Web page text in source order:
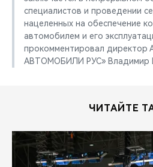
специалистов и проведении
нацеленных на обеспечение
автомобилем и его
прокомментировал директор
АВТОМОБИЛИ РУС» Владимир
ЧИТАЙТЕ